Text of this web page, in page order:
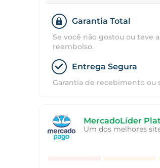
Garantia Total
Se você não gostou ou teve
reembolso.
Entrega Segura
Garantia de recebimento ou
MercadoLíder
Um dos melhores